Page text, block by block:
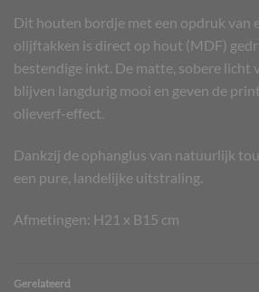
Dit houten bordje met een opdruk van
olijftakken is direct op hout (MDF)
bestendige inkt. De matte, sobere licht
blijven langdurig mooi en geven de
olieverf-effect.
Dankzij de ophanglus van natuurlijk
een pure, landelijke uitstraling.
Afmetingen: H21 x B15 cm
Gerelateerd